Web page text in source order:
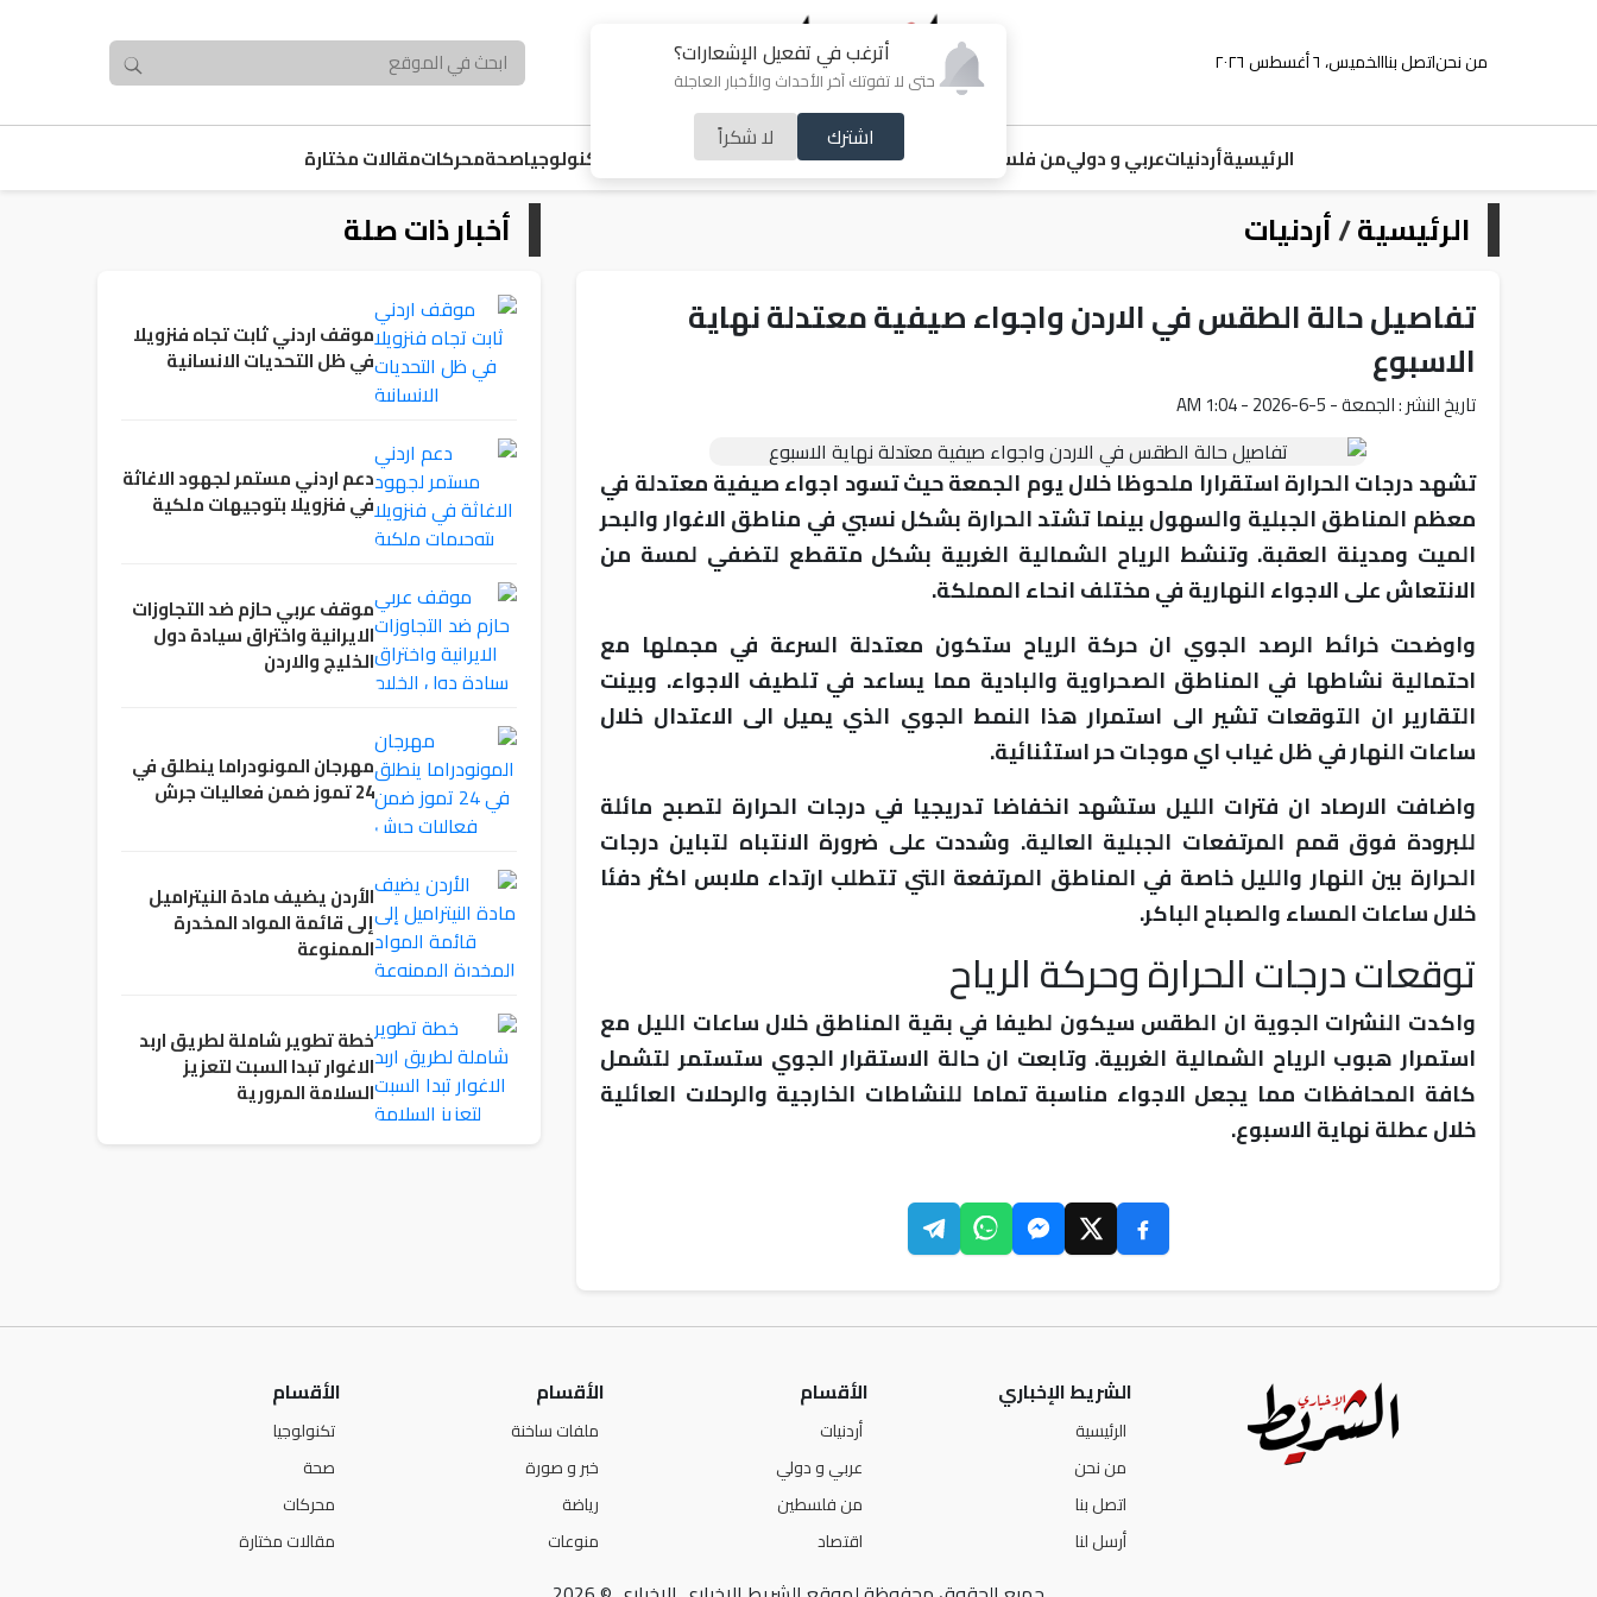
أترغب في تفعيل الإشعارات؟
حتى لا تفوتك آخر الأحداث والأخبار العاجلة
اشترك لا شكراً
من نحناتصل بناالخميس، ٦ أغسطس ٢٠٢٦
الرئيسيةأردنياتعربي و دوليمن فلسطين ملفات ساخنةخبر و صورةرياضة تكنولوجياصحةمحركاتمقالات مختارة
الرئيسية/أردنيات
تفاصيل حالة الطقس في الاردن واجواء صيفية معتدلة نهاية
الاسبوع
تاريخ النشر : الجمعة - 5-6-2026 - 1:04 AM
تشهد درجات الحرارة استقرارا ملحوظا خلال يوم الجمعة حيث تسود اجواء صيفية معتدلة في
معظم المناطق الجبلية والسهول بينما تشتد الحرارة بشكل نسبي في مناطق الاغوار والبحر
الميت ومدينة العقبة. وتنشط الرياح الشمالية الغربية بشكل متقطع لتضفي لمسة من
الانتعاش على الاجواء النهارية في مختلف انحاء المملكة.
واوضحت خرائط الرصد الجوي ان حركة الرياح ستكون معتدلة السرعة في مجملها مع
احتمالية نشاطها في المناطق الصحراوية والبادية مما يساعد في تلطيف الاجواء. وبينت
التقارير ان التوقعات تشير الى استمرار هذا النمط الجوي الذي يميل الى الاعتدال خلال
ساعات النهار في ظل غياب اي موجات حر استثنائية.
واضافت الارصاد ان فترات الليل ستشهد انخفاضا تدريجيا في درجات الحرارة لتصبح مائلة
للبرودة فوق قمم المرتفعات الجبلية العالية. وشددت على ضرورة الانتباه لتباين درجات
الحرارة بين النهار والليل خاصة في المناطق المرتفعة التي تتطلب ارتداء ملابس اكثر دفئا
خلال ساعات المساء والصباح الباكر.
توقعات درجات الحرارة وحركة الرياح
واكدت النشرات الجوية ان الطقس سيكون لطيفا في بقية المناطق خلال ساعات الليل مع
استمرار هبوب الرياح الشمالية الغربية. وتابعت ان حالة الاستقرار الجوي ستستمر لتشمل
كافة المحافظات مما يجعل الاجواء مناسبة تماما للنشاطات الخارجية والرحلات العائلية
خلال عطلة نهاية الاسبوع.
أخبار ذات صلة
موقف اردني ثابت تجاه فنزويلا
في ظل التحديات الانسانية
دعم اردني مستمر لجهود الاغاثة
في فنزويلا بتوجيهات ملكية
موقف عربي حازم ضد التجاوزات
الايرانية واختراق سيادة دول
الخليج والاردن
مهرجان المونودراما ينطلق في
24 تموز ضمن فعاليات جرش
الأردن يضيف مادة النيتراميل
إلى قائمة المواد المخدرة
الممنوعة
خطة تطوير شاملة لطريق اربد
الاغوار تبدا السبت لتعزيز
السلامة المرورية
الشريط الإخباري
الرئيسية
من نحن
اتصل بنا
أرسل لنا
الأقسام
أردنيات
عربي و دولي
من فلسطين
اقتصاد
الأقسام
ملفات ساخنة
خبر و صورة
رياضة
منوعات
الأقسام
تكنولوجيا
صحة
محركات
مقالات مختارة